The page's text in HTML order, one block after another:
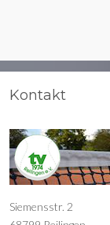
Kontakt
Siemensstr. 2